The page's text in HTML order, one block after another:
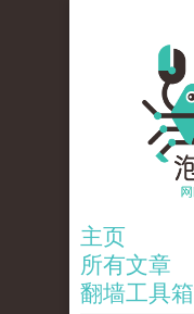
主页
所有文章
翻墙工具箱